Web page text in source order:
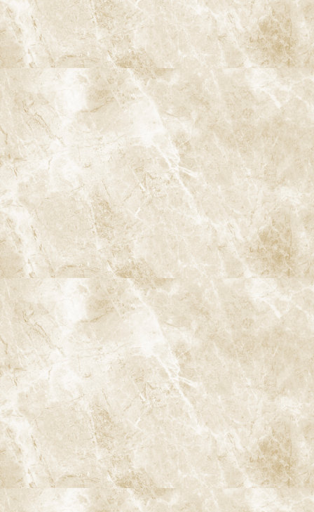
4. 治療の記録・説明にも役立つ
マイクロスコープで撮影した画像や動画を保存することで、治療の
記録として残すことができます。必要に応じて、患者さんに実際の
治療画像をお見せしながら説明できるため、「何をされているか
分からない」という不安の軽減
にも役立ちます。
ラバーダム・CTとの併用でさらに精
度の高い歯内療法に
マイクロスコープだけでなく、 ラバーダム防湿 や歯科用CTと組み
合わせることで、根管治療の精度と安全性はさらに高まります。
ラバーダム防湿で「無菌的環境」を確保
マイクロスコープ下での根管治療では、ラバーダムによる防湿が
ほぼ必須と言えます。唾液による細菌汚染を防ぎ、洗浄液や細かい
器具の誤飲・誤嚥リスクを減らしながら、清潔なフィールドで治
療を進めることができます。
歯科用CTで三次元的に根管形態を把握
歯科用CTは、二次元のレントゲンでは分からない根管の湾曲・分